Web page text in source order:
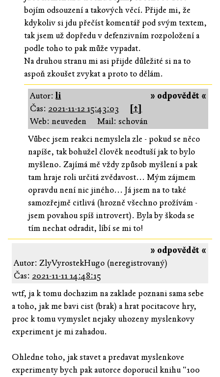
bojím odsouzení a takových věcí. Přijde mi, že
kdykoliv si jdu přečíst komentář pod svým textem,
tak jsem už dopředu v defenzivním rozpoložení a
podle toho to pak může vypadat.
Na druhou stranu mi asi přijde důležité si na to
aspoň zkoušet zvykat a proto to dělám.
» odpovědět «
Autor:li
Čas: 2021-11-12 15:43:03
[↑]
Web: neuveden
Mail: schován
Vůbec jsem reakci nemyslela zle - pokud se něco
napíše, tak bohužel člověk neodtuší jak to bylo
myšleno. Zajímá mě vždy způsob myšlení a pak
tam hraje roli určitá zvědavost... Mým zájmem
opravdu není nic jiného... Já jsem na to také
samozřejmě citlivá (hrozně všechno prožívám -
jsem povahou spíš introvert). Byla by škoda se
tím nechat odradit, líbí se mi to!
» odpovědět «
Autor: ZlyVyrostekHugo (neregistrovaný)
Čas: 2021-11-11 14:48:15
wtf, ja k tomu dochazim na zaklade poznani sama sebe
a toho, jak me bavi cist (brak) a hrat pocitacove hry,
proc k tomu vymyslet nejaky uhozeny myslenkovy
experiment je mi zahadou.
Ohledne toho, jak stavet a predavat myslenkove
experimenty bych pak autorce doporucil knihu "100